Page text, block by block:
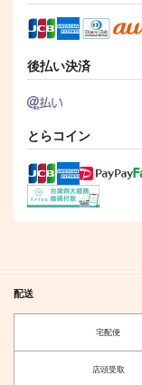
後払い決済
とらコイン
配送
宅配便
店頭受取